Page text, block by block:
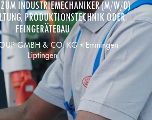
INDUSTRIEMECHANIKER (M/W/D)
PRODUKTIONSTECHNIK ODER
FEINGERÄTEBAU
GMBH & CO. KG • Emmingen-
Liptingen